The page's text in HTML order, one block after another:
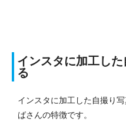
インスタに加工し
る
インスタに加工した自撮り
ばさんの特徴です。